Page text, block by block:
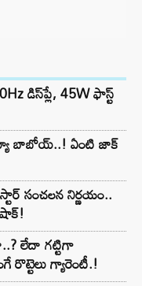
డిస్‌ప్లే, 45W ఫాస్ట్
బాబోయ్..! ఏంటి జాక్
సంచలన నిర్ణయం..
షాక్!
లేదా గట్టిగా
రొట్టెలు గ్యారెంటీ.!